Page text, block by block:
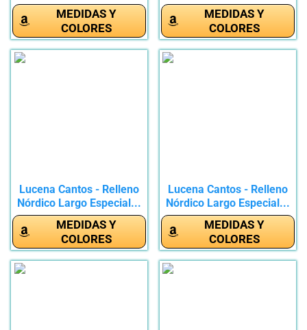
MEDIDAS Y
COLORES
MEDIDAS Y
COLORES
Lucena Cantos - Relleno
Nórdico Largo Especial...
MEDIDAS Y
COLORES
Lucena Cantos - Relleno
Nórdico Largo Especial...
MEDIDAS Y
COLORES